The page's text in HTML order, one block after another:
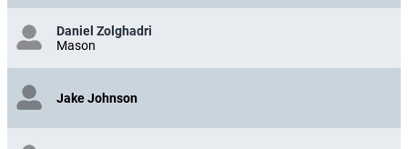
Daniel Zolghadri
Mason
Jake Johnson